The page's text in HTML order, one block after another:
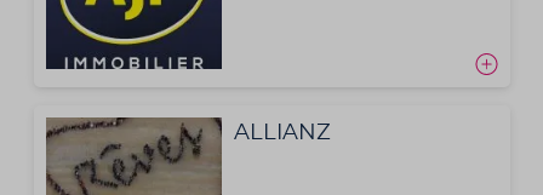
ALLIANZ